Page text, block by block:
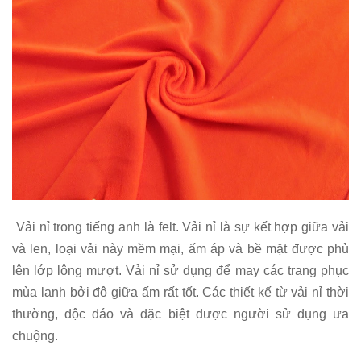
Vải nỉ trong tiếng anh là felt. Vải nỉ là sự kết hợp giữa vải
và len, loại vải này mềm mại, ấm áp và bề mặt được phủ
lên lớp lông mượt. Vải nỉ sử dụng để may các trang phục
mùa lạnh bởi độ giữa ấm rất tốt. Các thiết kế từ vải nỉ thời
thường, độc đáo và đặc biệt được người sử dụng ưa
chuộng.